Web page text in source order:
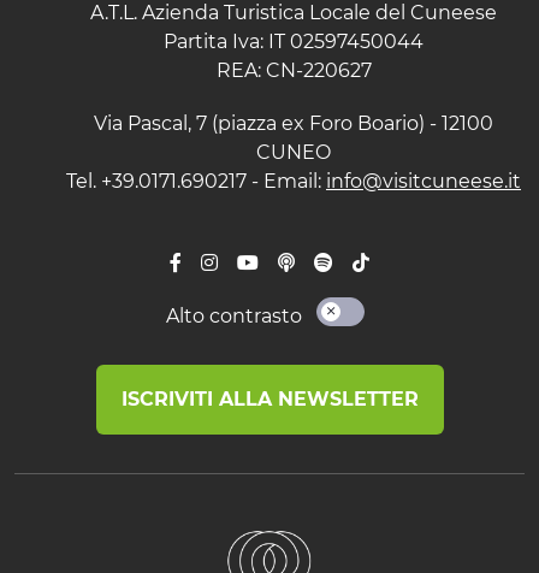
A.T.L. Azienda Turistica Locale del Cuneese
Partita Iva: IT 02597450044
REA: CN-220627
Via Pascal, 7 (piazza ex Foro Boario) - 12100
CUNEO
Tel. +39.0171.690217 - Email: info@visitcuneese.it
Alto contrasto
ISCRIVITI ALLA NEWSLETTER